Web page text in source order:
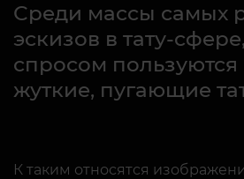
Среди массы самых
эскизов в тату-
спросом пользуются
жуткие, пугающие
К таким относятся